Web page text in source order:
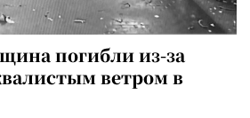
погибли из-за
ветром в